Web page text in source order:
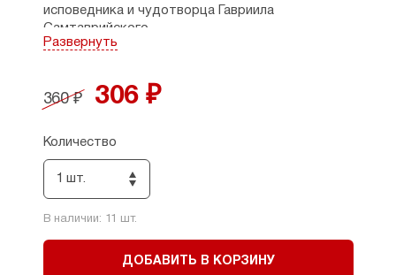
исповедника и чудотворца Гавриила
Самтаврийского
Завещание отца Гавриила
Акафист преподобноисповеднику, Христа ради,
юродивому Гавриилу Самтаврийскому
Молитва вторая — перед иконой Святого
Канон
Молитва третья
Развернуть
360 ₽ 306 ₽
Количество
1 шт.
В наличии: 11 шт.
ДОБАВИТЬ В КОРЗИНУ